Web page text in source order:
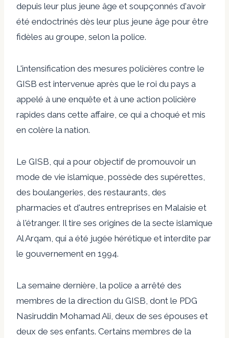
depuis leur plus jeune âge et soupçonnés d'avoir
été endoctrinés dès leur plus jeune âge pour être
fidèles au groupe, selon la police.
L'intensification des mesures policières contre le
GISB est intervenue après que le roi du pays a
appelé à une enquête et à une action policière
rapides dans cette affaire, ce qui a choqué et mis
en colère la nation.
Le GISB, qui a pour objectif de promouvoir un
mode de vie islamique, possède des supérettes,
des boulangeries, des restaurants, des
pharmacies et d'autres entreprises en Malaisie et
à l'étranger. Il tire ses origines de la secte islamique
Al Arqam, qui a été jugée hérétique et interdite par
le gouvernement en 1994.
La semaine dernière, la police a arrêté des
membres de la direction du GISB, dont le PDG
Nasiruddin Mohamad Ali, deux de ses épouses et
deux de ses enfants. Certains membres de la